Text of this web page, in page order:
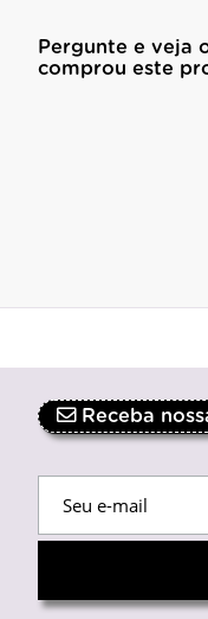
Pergunte e veja
comprou este
Receba